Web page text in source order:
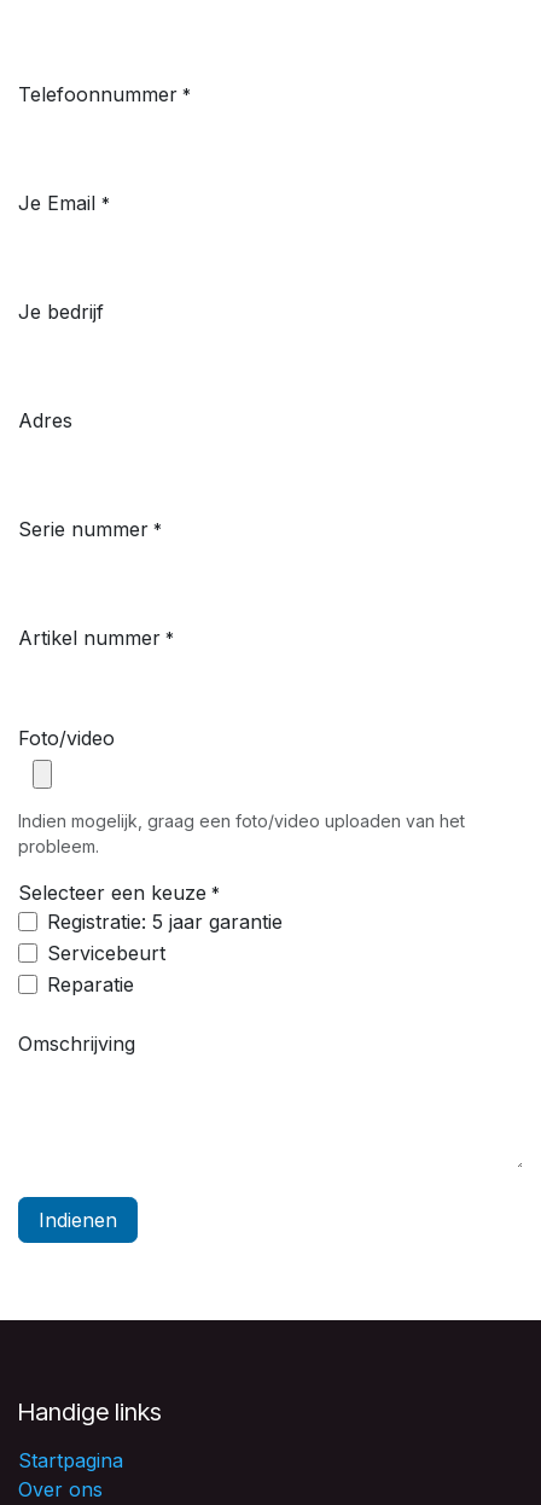
Telefoonnummer *
Je Email *
Je bedrijf
Adres
Serie nummer *
Artikel nummer *
Foto/video
Indien mogelijk, graag een foto/video uploaden van het
probleem.
Selecteer een keuze *
Registratie: 5 jaar garantie
Servicebeurt
Reparatie
Omschrijving
Indienen
Handige links
Startpagina
Over ons